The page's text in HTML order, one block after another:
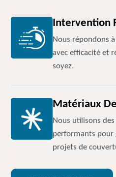
Intervention
Nous répondons
avec efficacité et
soyez.
Matériaux
Nous utilisons
performants pour
projets de